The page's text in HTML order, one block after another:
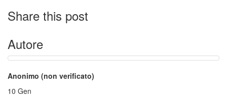
Share this post
Autore
Anonimo (non verificato)
10 Gen